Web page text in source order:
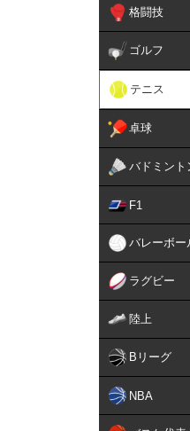
格闘技
ゴルフ
テニス
卓球
バドミント
F1
バレーボー
ラグビー
陸上
Bリーグ
NBA